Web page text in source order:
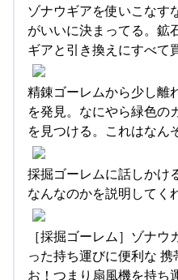
ゾナウギアを使いこなす
がいいに決まってる。鉱
ギアと引き換えにすべて
精錬ゴーレムから少し離
を発見。なにやら緑色の
を見つける。これはなん
採掘ゴーレムに話しかけ
なんなのかを説明してく
［採掘ゴーレム］ゾナ
った持ち運びに便利な
お！つまり扇風機を持ち